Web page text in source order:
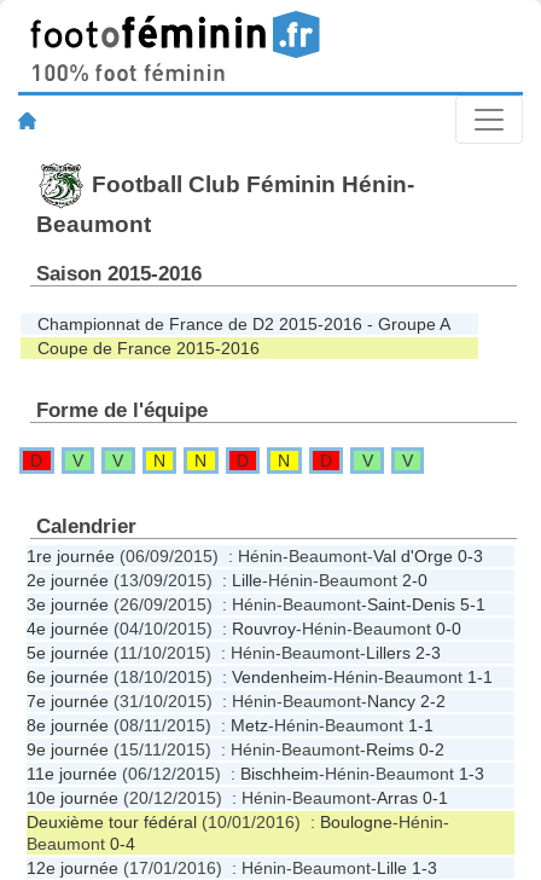
Football Club Féminin Hénin-
Beaumont
Saison 2015-2016
Championnat de France de D2 2015-2016 - Groupe A
Coupe de France 2015-2016
Forme de l'équipe
D V V N N D N D V V
Calendrier
1re journée (06/09/2015) : Hénin-Beaumont-Val d'Orge 0-3
2e journée (13/09/2015) : Lille-Hénin-Beaumont 2-0
3e journée (26/09/2015) : Hénin-Beaumont-Saint-Denis 5-1
4e journée (04/10/2015) : Rouvroy-Hénin-Beaumont 0-0
5e journée (11/10/2015) : Hénin-Beaumont-Lillers 2-3
6e journée (18/10/2015) : Vendenheim-Hénin-Beaumont 1-1
7e journée (31/10/2015) : Hénin-Beaumont-Nancy 2-2
8e journée (08/11/2015) : Metz-Hénin-Beaumont 1-1
9e journée (15/11/2015) : Hénin-Beaumont-Reims 0-2
11e journée (06/12/2015) : Bischheim-Hénin-Beaumont 1-3
10e journée (20/12/2015) : Hénin-Beaumont-Arras 0-1
Deuxième tour fédéral (10/01/2016) : Boulogne-Hénin-
Beaumont 0-4
12e journée (17/01/2016) : Hénin-Beaumont-Lille 1-3